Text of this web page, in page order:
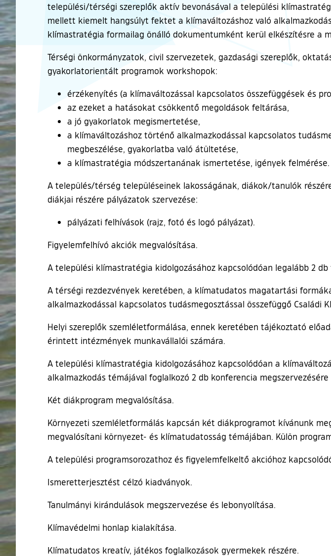
települési/térségi szereplők aktív bevonásával a települési
mellett kiemelt hangsúlyt fektet a klímaváltozáshoz való
klímastratégia formailag önálló dokumentumként kerül elkészítésre a
Térségi önkormányzatok, civil szervezetek, gazdasági szereplők,
gyakorlatorientált programok workshopok:
érzékenyítés (a klímaváltozással kapcsolatos összefüggések és
az ezeket a hatásokat csökkentő megoldások feltárása,
a jó gyakorlatok megismertetése,
a klímaváltozáshoz történő alkalmazkodással kapcsolatos
megbeszélése, gyakorlatba való átültetése,
a klímastratégia módszertanának ismertetése, igények felmérése.
A település/térség településeinek lakosságának, diákok/tanulók
diákjai részére pályázatok szervezése:
pályázati felhívások (rajz, fotó és logó pályázat).
Figyelemfelhívó akciók megvalósítása.
A települési klímastratégia kidolgozásához kapcsolódóan legalább 2
A térségi rezdezvények keretében, a klímatudatos magatartási
alkalmazkodással kapcsolatos tudásmegosztással összefüggő Családi
Helyi szereplők szemléletformálása, ennek keretében tájékoztató
érintett intézmények munkavállalói számára.
A települési klímastratégia kidolgozásához kapcsolódóan a
alkalmazkodás témájával foglalkozó 2 db konferencia megszervezésére
Két diákprogram megvalósítása.
Környezeti szemléletformálás kapcsán két diákprogramot kívánunk
megvalósítani környezet- és klímatudatosság témájában. Külön
A települési programsorozathoz és figyelemfelkeltő akcióhoz
Ismeretterjesztést célzó kiadványok.
Tanulmányi kirándulások megszervezése és lebonyolítása.
Klímavédelmi honlap kialakítása.
Klímatudatos kreatív, játékos foglalkozások gyermekek részére.